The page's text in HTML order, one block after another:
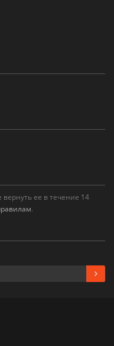
ее в течение 14
.